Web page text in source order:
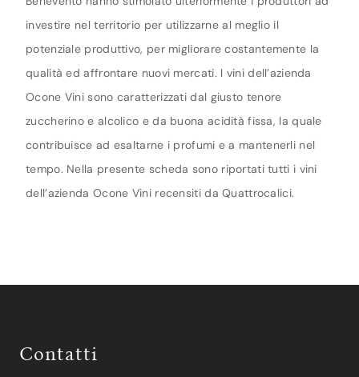
investire nel territorio per utilizzarne al meglio il
potenziale produttivo, per migliorare costantemente la
qualità ed affrontare nuovi mercati. I vini dell’azienda
Ocone Vini sono caratterizzati dal giusto tenore
zuccherino e alcolico e da buona acidità fissa, la quale
contribuisce ad esaltarne i profumi e a mantenerli nel
tempo. Nella presente scheda sono riportati tutti i vini
dell’azienda Ocone Vini recensiti da Quattrocalici.
Contatti